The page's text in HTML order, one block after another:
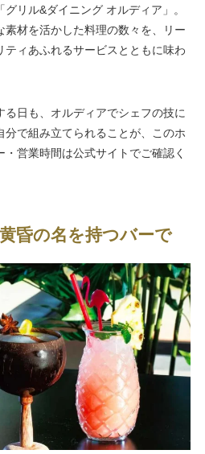
リル&ダイニング オルディア」。
素材を活かした料理の数々を、リー
ティあふれるサービスとともに味わ
日も、オルディアでシェフの技に
で組み立てられることが、このホ
営業時間は公式サイトでご確認く
昏の名を持つバーで